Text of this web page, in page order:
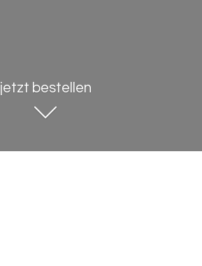
jetzt bestellen